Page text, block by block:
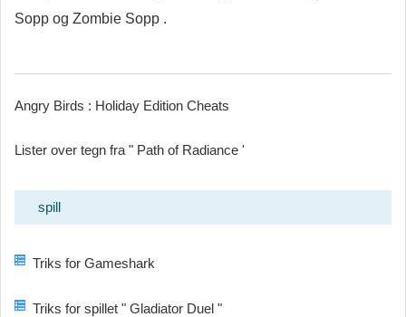
Sopp og Zombie Sopp .
Angry Birds : Holiday Edition Cheats
Lister over tegn fra " Path of Radiance '
spill
Triks for Gameshark
Triks for spillet " Gladiator Duel "